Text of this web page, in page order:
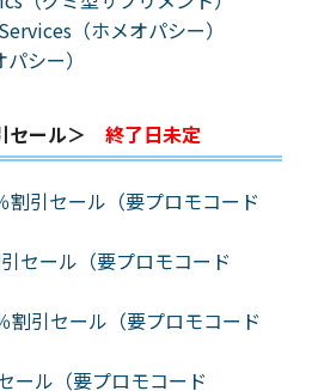
（ホメオパシー）
シー）
セール＞ 終了日未定
引セール（要プロモコード
セール（要プロモコード
割引セール（要プロモコード
ール（要プロモコード